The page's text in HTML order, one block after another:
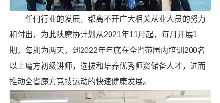
任何行业的发展，都离不开广大相关从业人员的努力
和付出，为此陕魔协计划从2021年11月起，每月开展1
期，每期为两天，到2022年年底在全省范围内培训200名
以上魔方初级讲师，选拔和培养优秀师资储备人才，进而
推动全省魔方竞技运动的快速健康发展。